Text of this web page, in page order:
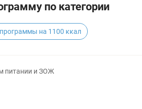
по категории
на 1100 ккал
питании и ЗОЖ